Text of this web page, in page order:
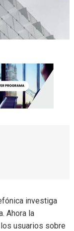
investiga
Ahora la
usuarios sobre